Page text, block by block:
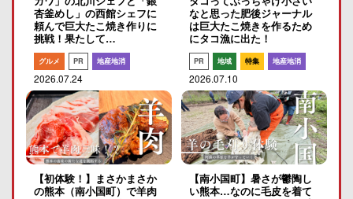
杏釜めし」の西館シェフに
頼んで巨大たこ焼き作りに
挑戦！果たして…
グルメ PR 地産地消
2026.07.24
なと思った肥後ジャーナル
は巨大たこ焼きを作るため
にタコ漁に出た！
PR 地域 特集 地産地消
2026.07.10
【初体験！】まさかまさか
の熊本（南小国町）で羊肉
【南小国町】暑さが鬱陶し
い熊本…なのに毛皮を着て